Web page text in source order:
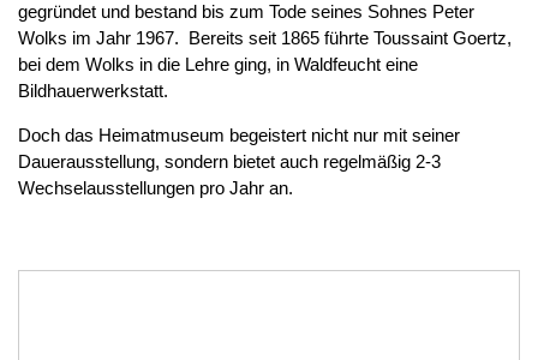
gegründet und bestand bis zum Tode seines Sohnes Peter
Wolks im Jahr 1967. Bereits seit 1865 führte Toussaint Goertz,
bei dem Wolks in die Lehre ging, in Waldfeucht eine
Bildhauerwerkstatt.
Doch das Heimatmuseum begeistert nicht nur mit seiner
Dauerausstellung, sondern bietet auch regelmäßig 2-3
Wechselausstellungen pro Jahr an.